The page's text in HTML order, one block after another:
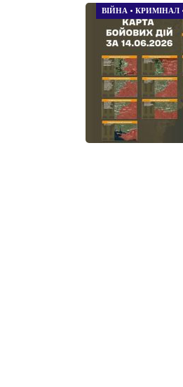
ВІЙНА • КРИМІНАЛ